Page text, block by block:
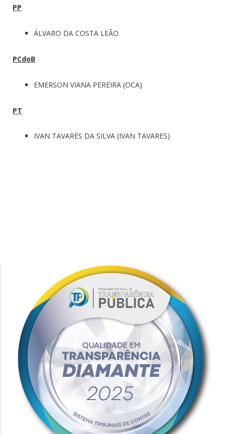
PP
ÁLVARO DA COSTA LEÃO
PCdoB
EMERSON VIANA PEREIRA (OCA)
PT
IVAN TAVARES DA SILVA (IVAN TAVARES)